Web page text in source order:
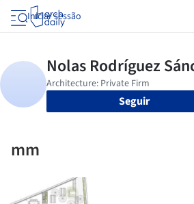
Iniciar sessão
Seguir
mm